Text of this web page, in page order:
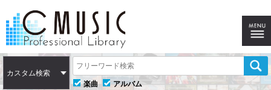
カスタム検索
楽曲
アルバム